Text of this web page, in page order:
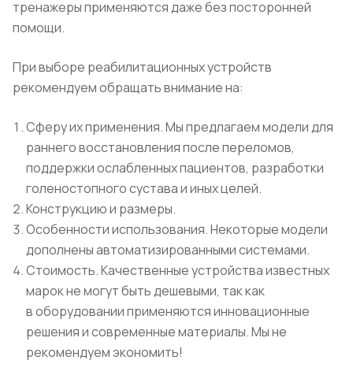
тренажеры применяются даже без посторонней
помощи.
При выборе реабилитационных устройств
рекомендуем обращать внимание на:
Сферу их применения. Мы предлагаем модели для
раннего восстановления после переломов,
поддержки ослабленных пациентов, разработки
голеностопного сустава и иных целей.
Конструкцию и размеры.
Особенности использования. Некоторые модели
дополнены автоматизированными системами.
Стоимость. Качественные устройства известных
марок не могут быть дешевыми, так как
в оборудовании применяются инновационные
решения и современные материалы. Мы не
рекомендуем экономить!